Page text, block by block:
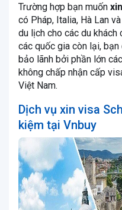
Trường hợp bạn muốn
có Pháp, Italia, Hà Lan
du lịch cho các du
các quốc gia còn lại,
bảo lãnh bởi phần lớn
không chấp nhận cấp
Việt Nam.
Dịch vụ xin visa
kiệm tại Vnbuy